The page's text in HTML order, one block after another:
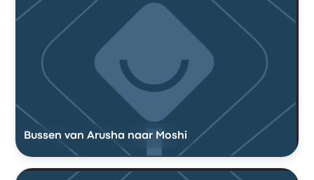
Bussen van Arusha naar Moshi